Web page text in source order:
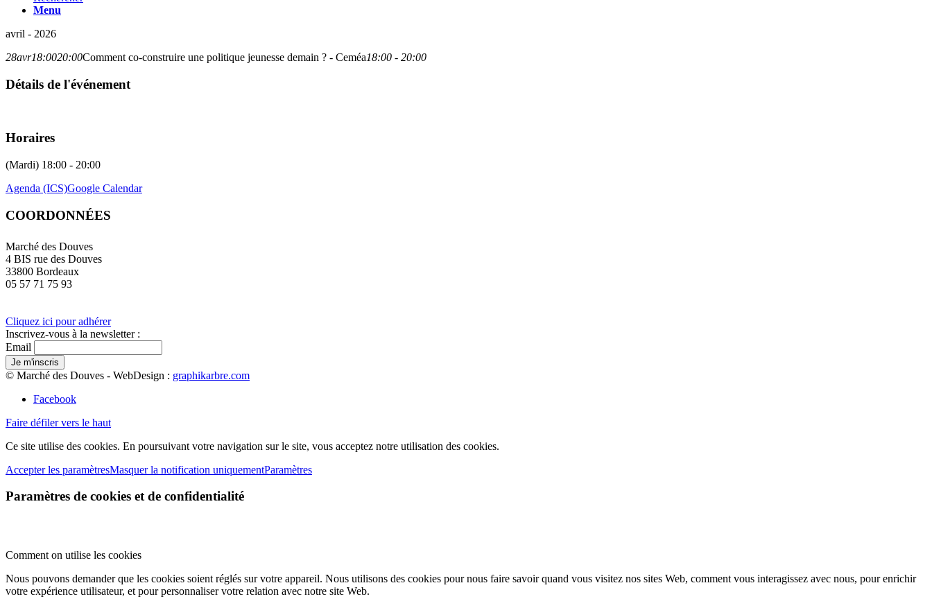
Menu
avril - 2026
28avr18:0020:00Comment co-construire une politique jeunesse demain ? - Ceméa18:00 - 20:00
Détails de l'événement
Horaires
(Mardi) 18:00 - 20:00
Agenda (ICS)Google Calendar
COORDONNÉES
Marché des Douves
4 BIS rue des Douves
33800 Bordeaux
05 57 71 75 93
Cliquez ici pour adhérer
Inscrivez-vous à la newsletter :
Email
© Marché des Douves - WebDesign : graphikarbre.com
Facebook
Faire défiler vers le haut
Ce site utilise des cookies. En poursuivant votre navigation sur le site, vous acceptez notre utilisation des cookies.
Accepter les paramètresMasquer la notification uniquementParamètres
Paramètres de cookies et de confidentialité
Comment on utilise les cookies
Nous pouvons demander que les cookies soient réglés sur votre appareil. Nous utilisons des cookies pour nous faire savoir quand vous visitez nos sites Web, comment vous interagissez avec nous, pour enrichir
votre expérience utilisateur, et pour personnaliser votre relation avec notre site Web.